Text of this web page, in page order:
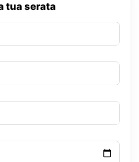
tua serata